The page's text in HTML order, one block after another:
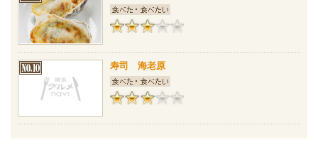
寿司 海老原